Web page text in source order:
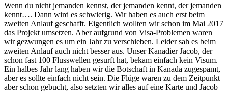
Wenn du nicht jemanden kennst, der jemanden kennt, der jemanden
kennt…. Dann wird es schwierig. Wir haben es auch erst beim
zweiten Anlauf geschafft. Eigentlich wollten wir schon im Mai 2017
das Projekt umsetzen. Aber aufgrund von Visa-Problemen waren
wir gezwungen es um ein Jahr zu verschieben. Leider sah es beim
zweiten Anlauf auch nicht besser aus. Unser Kanadier Jacob, der
schon fast 100 Flusswellen gesurft hat, bekam einfach kein Visum.
Ein halbes Jahr lang haben wir die Botschaft in Kanada zugespamt,
aber es sollte einfach nicht sein. Die Flüge waren zu dem Zeitpunkt
aber schon gebucht, also setzten wir alles auf eine Karte und Jacob